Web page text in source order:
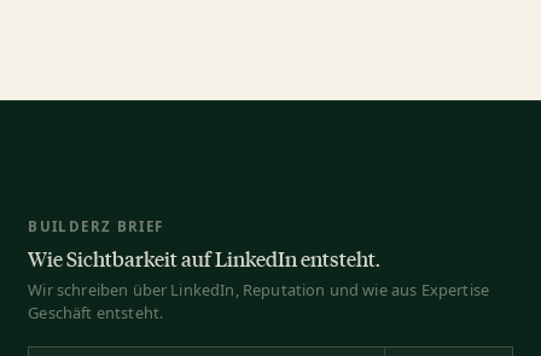
BUILDERZ BRIEF
Wie Sichtbarkeit auf LinkedIn entsteht.
Wir schreiben über LinkedIn, Reputation und wie aus Expertise
Geschäft entsteht.